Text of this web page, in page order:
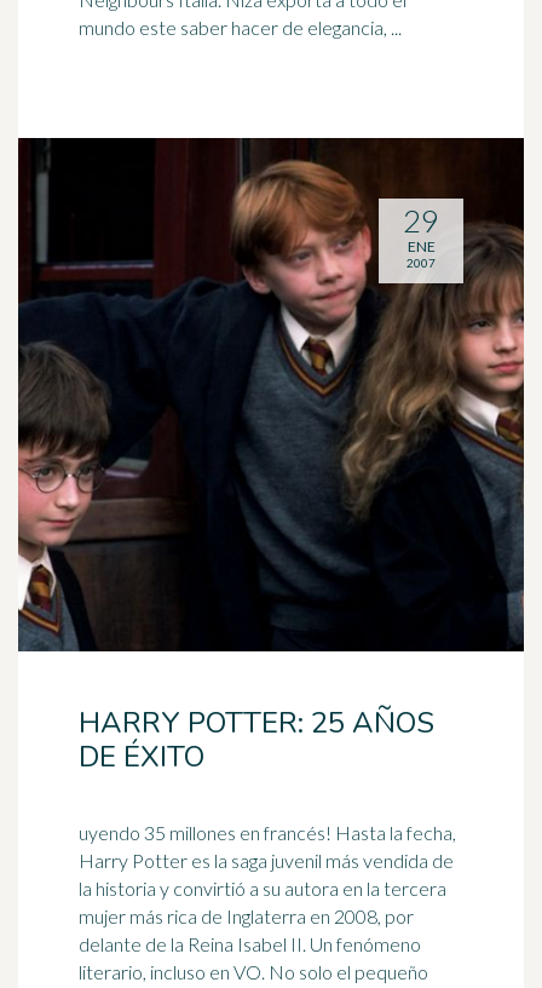
mundo este saber hacer de elegancia, ...
HARRY POTTER: 25 AÑOS
DE ÉXITO
uyendo 35 millones en francés! Hasta la fecha,
Harry Potter es la saga juvenil más vendida de
la historia y convirtió a su autora en la tercera
mujer más rica de Inglaterra en 2008, por
delante de la Reina Isabel II. Un fenómeno
literario, incluso en VO. No solo el pequeño
29
ENE
2007